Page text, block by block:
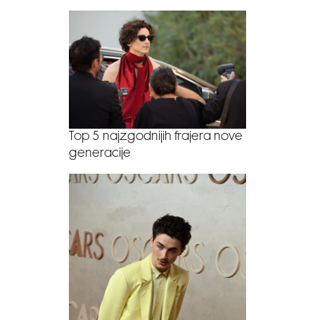
Top 5 najzgodnijih frajera nove
generacije